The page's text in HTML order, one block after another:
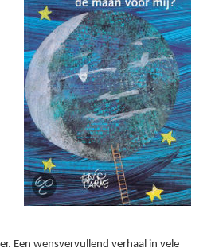
Een wensvervullend verhaal in vele